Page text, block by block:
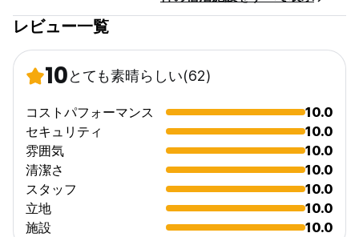
レビュー一覧
10とても素晴らしい(62)
コストパフォーマンス
10.0
セキュリティ
10.0
雰囲気
10.0
清潔さ
10.0
スタッフ
10.0
立地
10.0
施設
10.0